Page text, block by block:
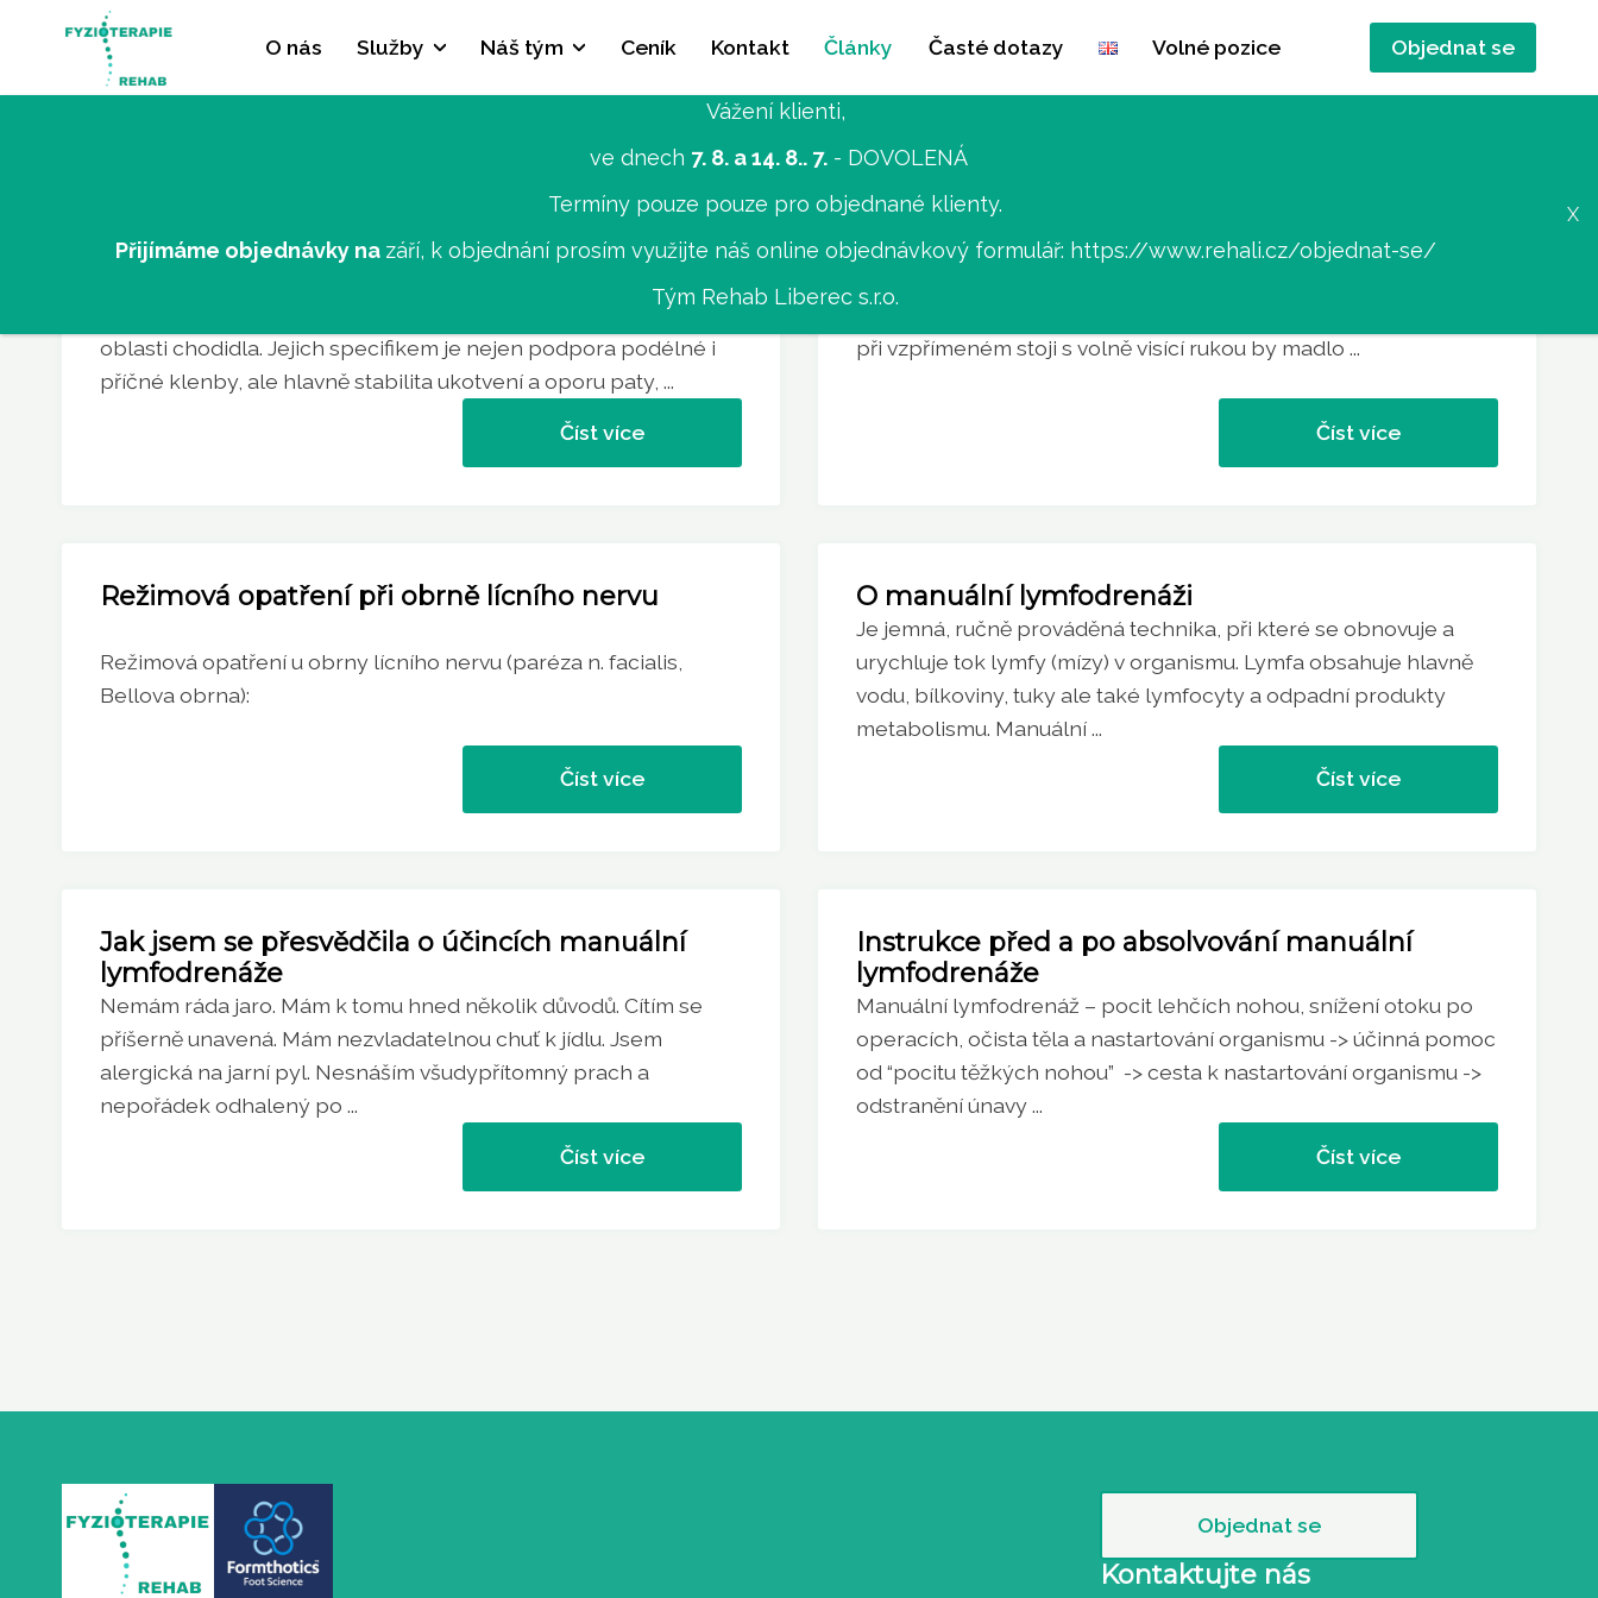
O nás Služby Náš tým Ceník Kontakt Články Časté dotazy Volné pozice Objednat se
Formthotics jsou ortopedické stélky vyvinuté a vyráběné
navrženy tak, aby poskytovaly optimální podporu a tlumení v
oblasti chodidla. Jejich specifikem je nejen podpora podélné i
příčné klenby, ale hlavně stabilita ukotvení a oporu paty, ...
Číst více
Jak správně chodit o berlích?
při vzpřímeném stoji s volně visící rukou by madlo ...
Číst více
Režimová opatření při obrně lícního nervu
Režimová opatření u obrny lícního nervu (paréza n. facialis,
Bellova obrna):
Číst více
O manuální lymfodrenáži
Je jemná, ručně prováděná technika, při které se obnovuje a
urychluje tok lymfy (mízy) v organismu. Lymfa obsahuje hlavně
vodu, bílkoviny, tuky ale také lymfocyty a odpadní produkty
metabolismu. Manuální ...
Číst více
Jak jsem se přesvědčila o účincích manuální
lymfodrenáže
Nemám ráda jaro. Mám k tomu hned několik důvodů. Cítím se
příšerně unavená. Mám nezvladatelnou chuť k jídlu. Jsem
alergická na jarní pyl. Nesnáším všudypřítomný prach a
nepořádek odhalený po ...
Číst více
Instrukce před a po absolvování manuální
lymfodrenáže
Manuální lymfodrenáž – pocit lehčích nohou, snížení otoku po
operacích, očista těla a nastartování organismu -> účinná pomoc
od “pocitu těžkých nohou” -> cesta k nastartování organismu ->
odstranění únavy ...
Číst více
Objednat se
Kontaktujte nás
Vážení klienti,
ve dnech 7. 8. a 14. 8.. 7.- DOVOLENÁ
Termíny pouze pouze pro objednané klienty.
Přijímáme objednávky na září, k objednání prosím využijte náš online objednávkový formulář: https://www.rehali.cz/objednat-se/
Tým Rehab Liberec s.r.o.